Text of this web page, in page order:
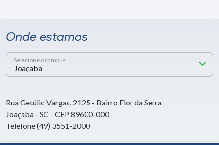
Onde estamos
Selecione o campus
Rua Getúlio Vargas, 2125 - Bairro Flor da Serra
Joaçaba - SC - CEP 89600-000
Telefone (49) 3551-2000